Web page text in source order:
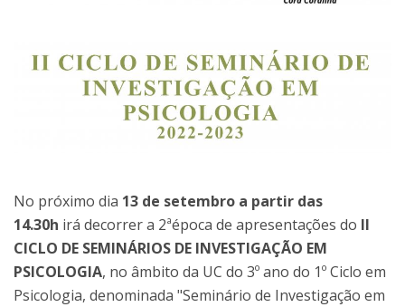
No próximo dia 13 de setembro a partir das
14.30h irá decorrer a 2ªépoca de apresentações do II
CICLO DE SEMINÁRIOS DE INVESTIGAÇÃO EM
PSICOLOGIA, no âmbito da UC do 3º ano do 1º Ciclo em
Psicologia, denominada "Seminário de Investigação em